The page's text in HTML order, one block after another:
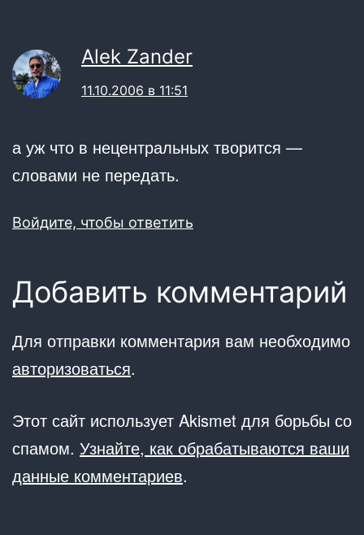
Alek Zander
11.10.2006 в 11:51
а уж что в нецентральных творится —
словами не передать.
Войдите, чтобы ответить
Добавить комментарий
Для отправки комментария вам необходимо
авторизоваться.
Этот сайт использует Akismet для борьбы со
спамом. Узнайте, как обрабатываются ваши
данные комментариев.